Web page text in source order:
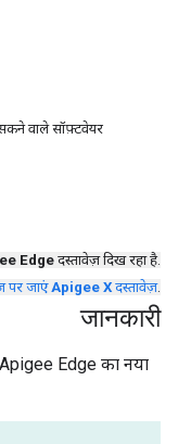
वाले सॉफ़्टवेयर
Edgeदस्तावेज़ दिख रहा है.
पर जाएंApigee X दस्तावेज़.
जानकारी
Edge का नया